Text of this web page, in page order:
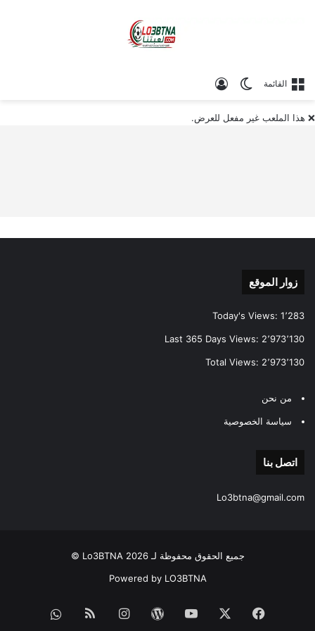
القائمة الوضع المظلم
❌ هذا الملعب غير مفعل للعرض.
زوار الموقع
Today's Views: 1٬283
Last 365 Days Views: 2٬973٬130
Total Views: 2٬973٬130
من نحن
سياسة الخصوصية
اتصل بنا
Lo3btna@gmail.com
جميع الحقوق محفوظة لـ Lo3BTNA 2026 ©
Powered by LO3BTNA
فيسبوك ‫YouTube
‫WordPress
انستقرامملخصقناة